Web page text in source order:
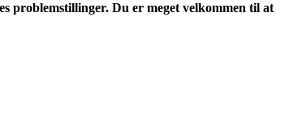
problemstillinger. Du er meget velkommen til at